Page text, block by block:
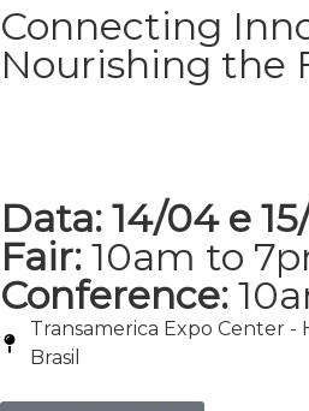
Connecting
Nourishing the
Data: 14/04 e
Fair: 10am to
Conference:
Transamerica Expo Center -
Brasil